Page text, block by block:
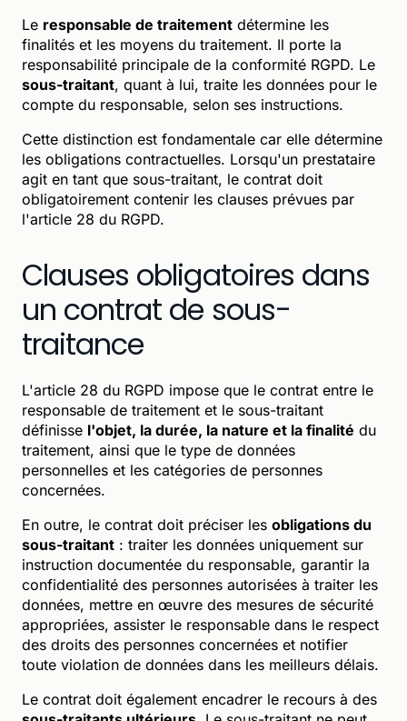
Le responsable de traitement détermine les
finalités et les moyens du traitement. Il porte la
responsabilité principale de la conformité RGPD. Le
sous-traitant, quant à lui, traite les données pour le
compte du responsable, selon ses instructions.
Cette distinction est fondamentale car elle détermine
les obligations contractuelles. Lorsqu'un prestataire
agit en tant que sous-traitant, le contrat doit
obligatoirement contenir les clauses prévues par
l'article 28 du RGPD.
Clauses obligatoires dans
un contrat de sous-
traitance
L'article 28 du RGPD impose que le contrat entre le
responsable de traitement et le sous-traitant
définisse l'objet, la durée, la nature et la finalité du
traitement, ainsi que le type de données
personnelles et les catégories de personnes
concernées.
En outre, le contrat doit préciser les obligations du
sous-traitant : traiter les données uniquement sur
instruction documentée du responsable, garantir la
confidentialité des personnes autorisées à traiter les
données, mettre en œuvre des mesures de sécurité
appropriées, assister le responsable dans le respect
des droits des personnes concernées et notifier
toute violation de données dans les meilleurs délais.
Le contrat doit également encadrer le recours à des